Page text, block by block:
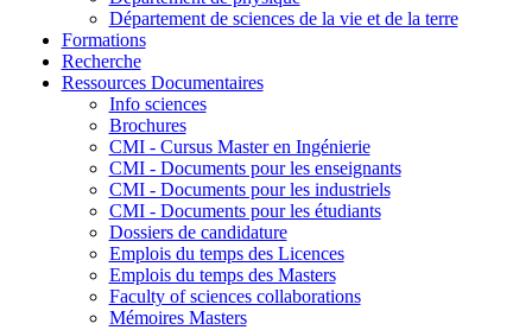
Département de sciences de la vie et de la terre
Formations
Recherche
Ressources Documentaires
Info sciences
Brochures
CMI - Cursus Master en Ingénierie
CMI - Documents pour les enseignants
CMI - Documents pour les industriels
CMI - Documents pour les étudiants
Dossiers de candidature
Emplois du temps des Licences
Emplois du temps des Masters
Faculty of sciences collaborations
Mémoires Masters